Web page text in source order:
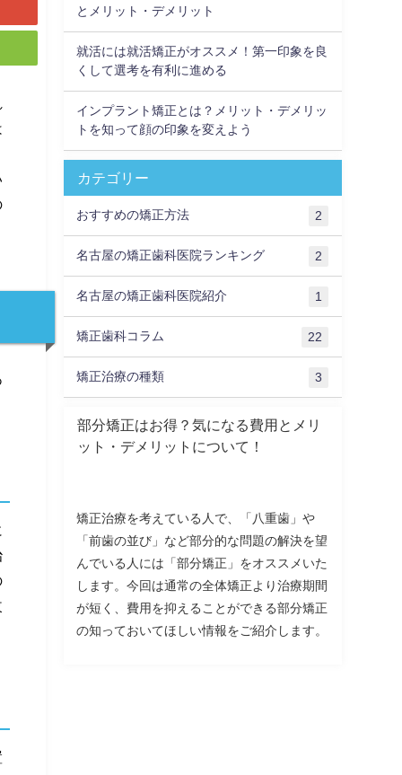
とメリット・デメリット
就活には就活矯正がオススメ！第一印象を良
くして選考を有利に進める
インプラント矯正とは？メリット・デメリッ
トを知って顔の印象を変えよう
カテゴリー
おすすめの矯正方法 2
名古屋の矯正歯科医院ランキング 2
名古屋の矯正歯科医院紹介 1
矯正歯科コラム 22
矯正治療の種類 3
部分矯正はお得？気になる費用とメリ
ット・デメリットについて！
矯正治療を考えている人で、「八重歯」や
「前歯の並び」など部分的な問題の解決を望
んでいる人には「部分矯正」をオススメいた
します。今回は通常の全体矯正より治療期間
が短く、費用を抑えることができる部分矯正
の知っておいてほしい情報をご紹介します。